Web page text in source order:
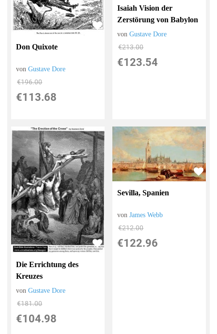
Don Quixote
vonGustave Dore
€196.00
€113.68
Isaiah Vision der
Zerstörung von Babylon
vonGustave Dore
€213.00
€123.54
Die Errichtung des
Kreuzes
vonGustave Dore
€181.00
€104.98
Sevilla, Spanien
vonJames Webb
€212.00
€122.96